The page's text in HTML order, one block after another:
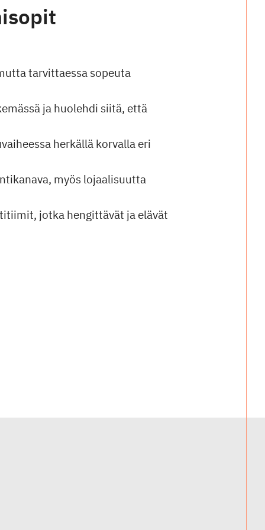
tarvittaessa sopeuta
ja huolehdi siitä, että
herkällä korvalla eri
myös lojaalisuutta
jotka hengittävät ja elävät